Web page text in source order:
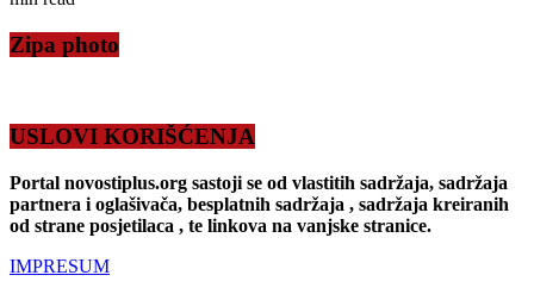
Zipa photo
USLOVI KORIŠĆENJA
Portal novostiplus.org sastoji se od vlastitih sadržaja, sadržaja
partnera i oglašivača, besplatnih sadržaja , sadržaja kreiranih
od strane posjetilaca , te linkova na vanjske stranice.
IMPRESUM